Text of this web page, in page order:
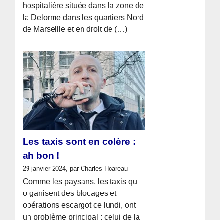
hospitalière située dans la zone de
la Delorme dans les quartiers Nord
de Marseille et en droit de (…)
Les taxis sont en colère :
ah bon !
29 janvier 2024, par Charles Hoareau
Comme les paysans, les taxis qui
organisent des blocages et
opérations escargot ce lundi, ont
un problème principal : celui de la